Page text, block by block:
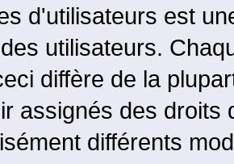
d'utilisateurs est
utilisateurs.
diffère de la
assignés des
différents